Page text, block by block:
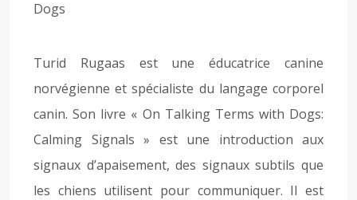
Turid Rugaas est une éducatrice canine
norvégienne et spécialiste du langage corporel
canin. Son livre « On Talking Terms with Dogs:
Calming Signals » est une introduction aux
signaux d’apaisement, des signaux subtils que
les chiens utilisent pour communiquer. Il est